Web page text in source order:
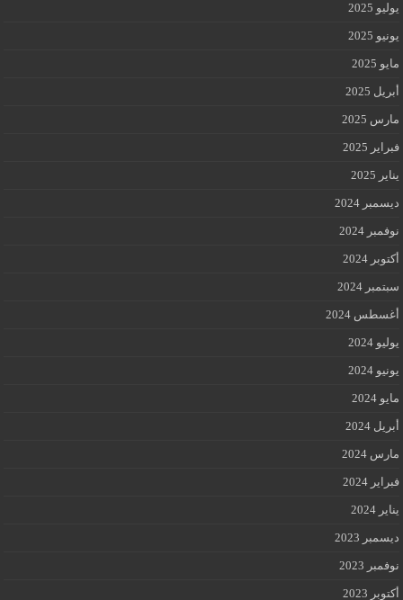
يوليو 2025
يونيو 2025
مايو 2025
أبريل 2025
مارس 2025
فبراير 2025
يناير 2025
ديسمبر 2024
نوفمبر 2024
أكتوبر 2024
سبتمبر 2024
أغسطس 2024
يوليو 2024
يونيو 2024
مايو 2024
أبريل 2024
مارس 2024
فبراير 2024
يناير 2024
ديسمبر 2023
نوفمبر 2023
أكتوبر 2023